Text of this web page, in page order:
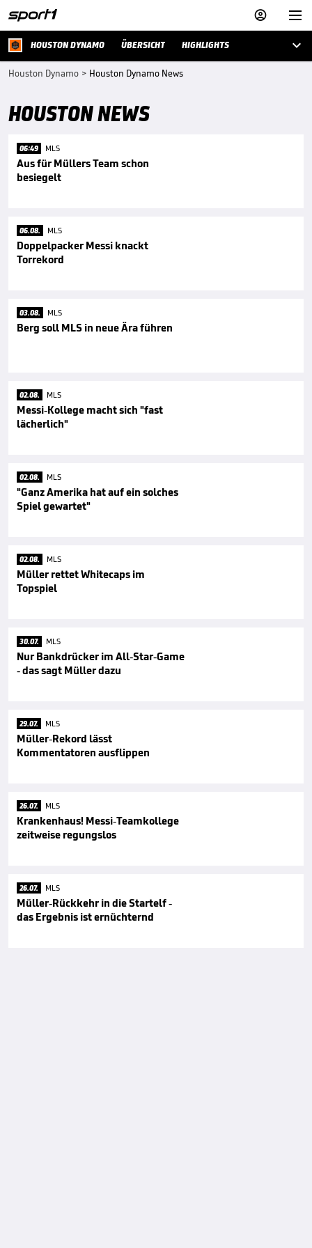


HOUSTON DYNAMO ÜBERSICHT HIGHLIGHTS 
Houston Dynamo > Houston Dynamo News
HOUSTON NEWS
06:49 MLS
Aus für Müllers Team schon
besiegelt
06.08. MLS
Doppelpacker Messi knackt
Torrekord
03.08. MLS
Berg soll MLS in neue Ära führen
02.08. MLS
Messi-Kollege macht sich "fast
lächerlich"
02.08. MLS
"Ganz Amerika hat auf ein solches
Spiel gewartet"
02.08. MLS
Müller rettet Whitecaps im
Topspiel
30.07. MLS
Nur Bankdrücker im All-Star-Game
- das sagt Müller dazu
29.07. MLS
Müller-Rekord lässt
Kommentatoren ausflippen
26.07. MLS
Krankenhaus! Messi-Teamkollege
zeitweise regungslos
26.07. MLS
Müller-Rückkehr in die Startelf -
das Ergebnis ist ernüchternd